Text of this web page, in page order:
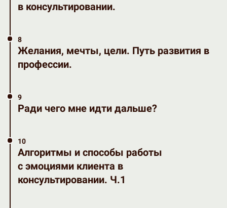
в консультировании.
8
Желания, мечты, цели. Путь развития в
профессии.
9
Ради чего мне идти дальше?
10
Алгоритмы и способы работы
с эмоциями клиента в
консультировании. Ч.1